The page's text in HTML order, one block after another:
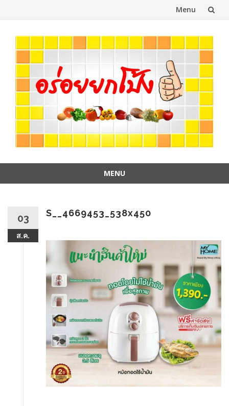
Menu
content
MENU
03
ส.ค.
S__4669453_538x450